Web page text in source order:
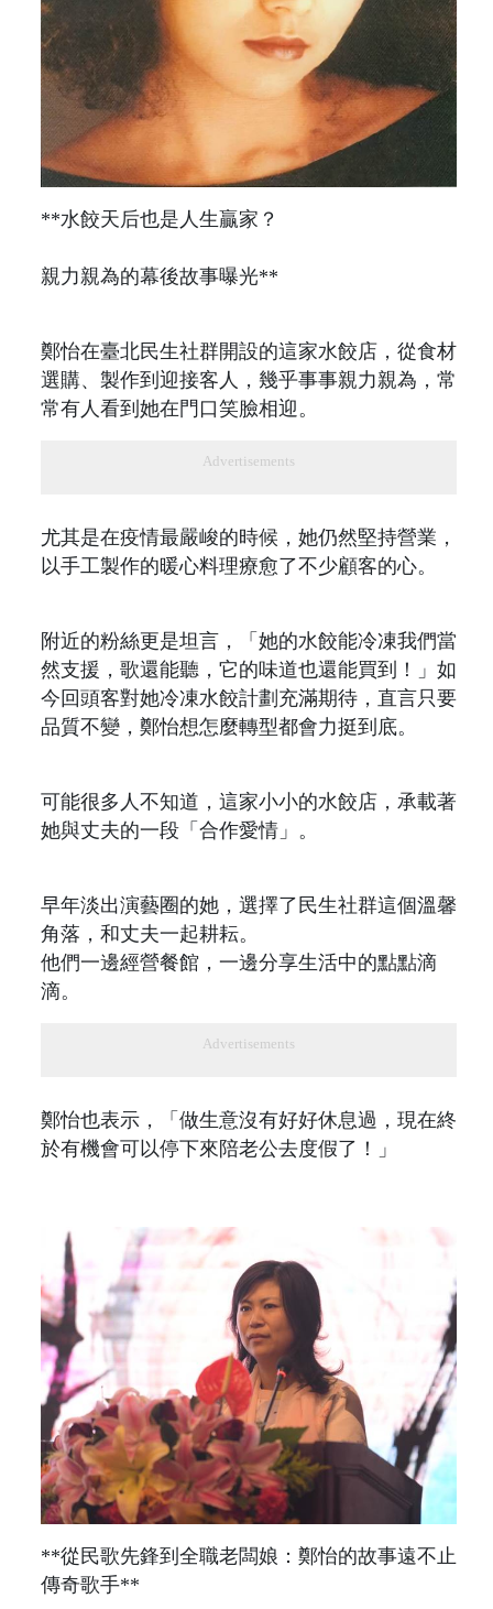
**水餃天后也是人生贏家？
親力親為的幕後故事曝光**
鄭怡在臺北民生社群開設的這家水餃店，從食材
選購、製作到迎接客人，幾乎事事親力親為，常
常有人看到她在門口笑臉相迎。
Advertisements
尤其是在疫情最嚴峻的時候，她仍然堅持營業，
以手工製作的暖心料理療愈了不少顧客的心。
附近的粉絲更是坦言，「她的水餃能冷凍我們當
然支援，歌還能聽，它的味道也還能買到！」如
今回頭客對她冷凍水餃計劃充滿期待，直言只要
品質不變，鄭怡想怎麼轉型都會力挺到底。
可能很多人不知道，這家小小的水餃店，承載著
她與丈夫的一段「合作愛情」。
早年淡出演藝圈的她，選擇了民生社群這個溫馨
角落，和丈夫一起耕耘。
他們一邊經營餐館，一邊分享生活中的點點滴
滴。
Advertisements
鄭怡也表示，「做生意沒有好好休息過，現在終
於有機會可以停下來陪老公去度假了！」
**從民歌先鋒到全職老闆娘：鄭怡的故事遠不止
傳奇歌手**